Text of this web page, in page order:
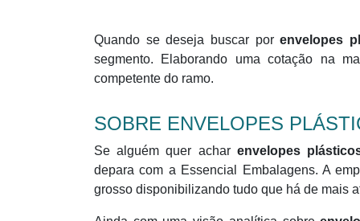
Quando se deseja buscar porenvelopes
segmento. Elaborando uma cotação na
competente do ramo.
SOBRE ENVELOPES
Se alguém quer achar envelopes
depara com a Essencial Embalagens. A
grosso disponibilizando tudo que há de mais